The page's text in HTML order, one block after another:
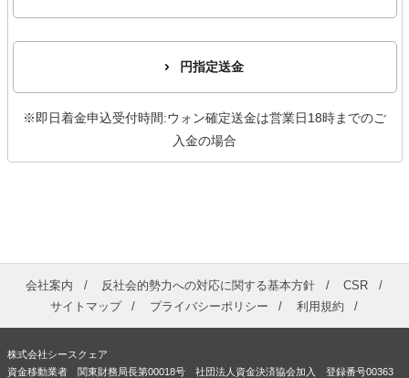
円指定送金
※即日着金申込受付時間:ウォン確定送金は営業日18時までのご
入金の場合
会社案内 反社会的勢力への対応に関する基本方針
CSR
サイトマップ
プライバシーポリシー 利用規約
株式会社シースクェア
資金移動業者 関東財務局長第00018号 社団法人資金決済協会加入 登録番号00363